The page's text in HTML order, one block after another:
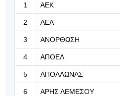
Χορταστική
08.08.2026 |
Φιλική
Μάντσεστερ
Σουηδία
1 ΑΕΚ
2 ΑΕΛ
3 ΑΝΟΡΘΩΣΗ
4 ΑΠΟΕΛ
5 ΑΠΟΛΛΩΝΑΣ
6 ΑΡΗΣ ΛΕΜΕΣΟΥ